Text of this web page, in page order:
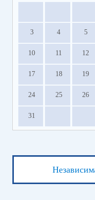
3 4 5
10 11 12
17 18 19
24 25 26
31